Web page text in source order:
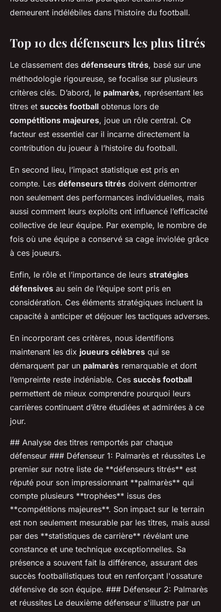
demeurent indélébiles dans l’histoire du football.
Top 10 des défenseurs les plus titrés
Le classement des défenseurs titrés, basé sur une
méthodologie rigoureuse, se focalise sur plusieurs
critères clés. D’abord, le palmarès, représentant les
titres et succès football obtenus lors de
compétitions majeures, joue un rôle central. Ce
facteur est essentiel car il incarne directement la
contribution du joueur à l’histoire du football.
En second lieu, l’impact statistique est pris en
compte. Les défenseurs titrés doivent démontrer
non seulement des performances individuelles, mais
aussi comment leurs exploits ont influencé l’efficacité
collective de leur équipe. Par exemple, le nombre de
fois où une équipe a conservé sa cage inviolée grâce
à ces joueurs.
Enfin, le rôle et l’importance de leurs stratégies
défensives au sein de l’équipe sont pris en
considération. Ces éléments stratégiques incluent la
capacité à anticiper et déjouer les tactiques adverses.
En incorporant ces critères, nous identifions
maintenant les dix joueurs célèbres qui se
démarquent par un palmarès remarquable et dont
l’empreinte reste indéniable. Ces succès football
permettent de mieux comprendre pourquoi leurs
carrières continuent d’être étudiées et admirées à ce
jour.
## Analyse des titres remportés par chaque
défenseur ### Défenseur 1: Palmarès et réussites Le
premier sur notre liste de **défenseurs titrés** est
réputé pour son impressionnant **palmarès** qui
compte plusieurs **trophées** issus des
**compétitions majeures**. Son impact sur le terrain
est non seulement mesurable par les titres, mais aussi
par des **statistiques de carrière** révélant une
constance et une technique exceptionnelles. Sa
présence a souvent fait la différence, assurant des
succès footballistiques tout en renforçant l'ossature
défensive de son équipe. ### Défenseur 2: Palmarès
et réussites Le deuxième défenseur s'illustre par un